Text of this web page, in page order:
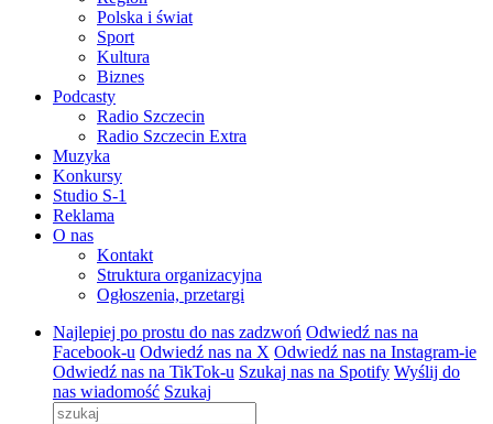
Polska i świat
Sport
Kultura
Biznes
Podcasty
Radio Szczecin
Radio Szczecin Extra
Muzyka
Konkursy
Studio S-1
Reklama
O nas
Kontakt
Struktura organizacyjna
Ogłoszenia, przetargi
Najlepiej po prostu do nas zadzwoń Odwiedź nas na
Facebook-u Odwiedź nas na X Odwiedź nas na Instagram-ie
Odwiedź nas na TikTok-u Szukaj nas na Spotify Wyślij do
nas wiadomość Szukaj